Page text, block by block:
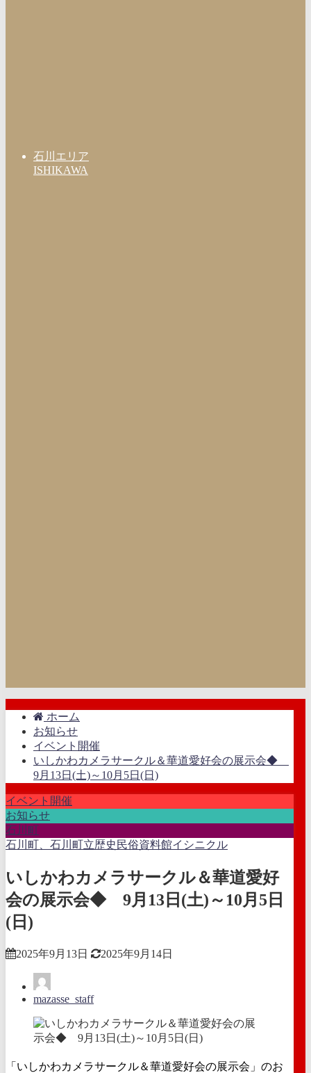
石川エリア
ISHIKAWA
ホーム
お知らせ
イベント開催
いしかわカメラサークル＆華道愛好会の展示会◆
9月13日(土)～10月5日(日)
イベント開催
お知らせ
石川町
石川町、石川町立歴史民俗資料館イシニクル
いしかわカメラサークル＆華道愛好
会の展示会◆ 9月13日(土)～10月5日
(日)
2025年9月13日 2025年9月14日
mazasse_staff
「いしかわカメラサークル＆華道愛好会の展示会」のお